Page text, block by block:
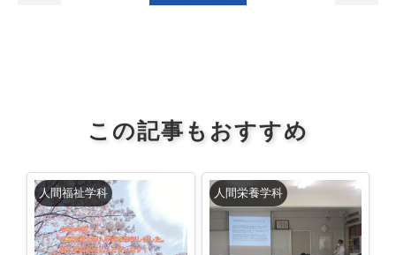
この記事もおすすめ
人間福祉学科 人間栄養学科